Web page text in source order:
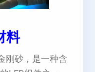
料
刚砂，是一种含